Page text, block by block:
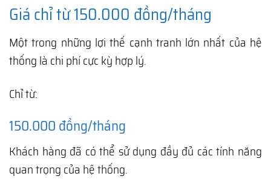
Giá chỉ từ 150.000 đồng/tháng
Một trong những lợi thế cạnh tranh lớn nhất của hệ
thống là chi phí cực kỳ hợp lý.
Chỉ từ:
150.000 đồng/tháng
Khách hàng đã có thể sử dụng đầy đủ các tính năng
quan trọng của hệ thống.